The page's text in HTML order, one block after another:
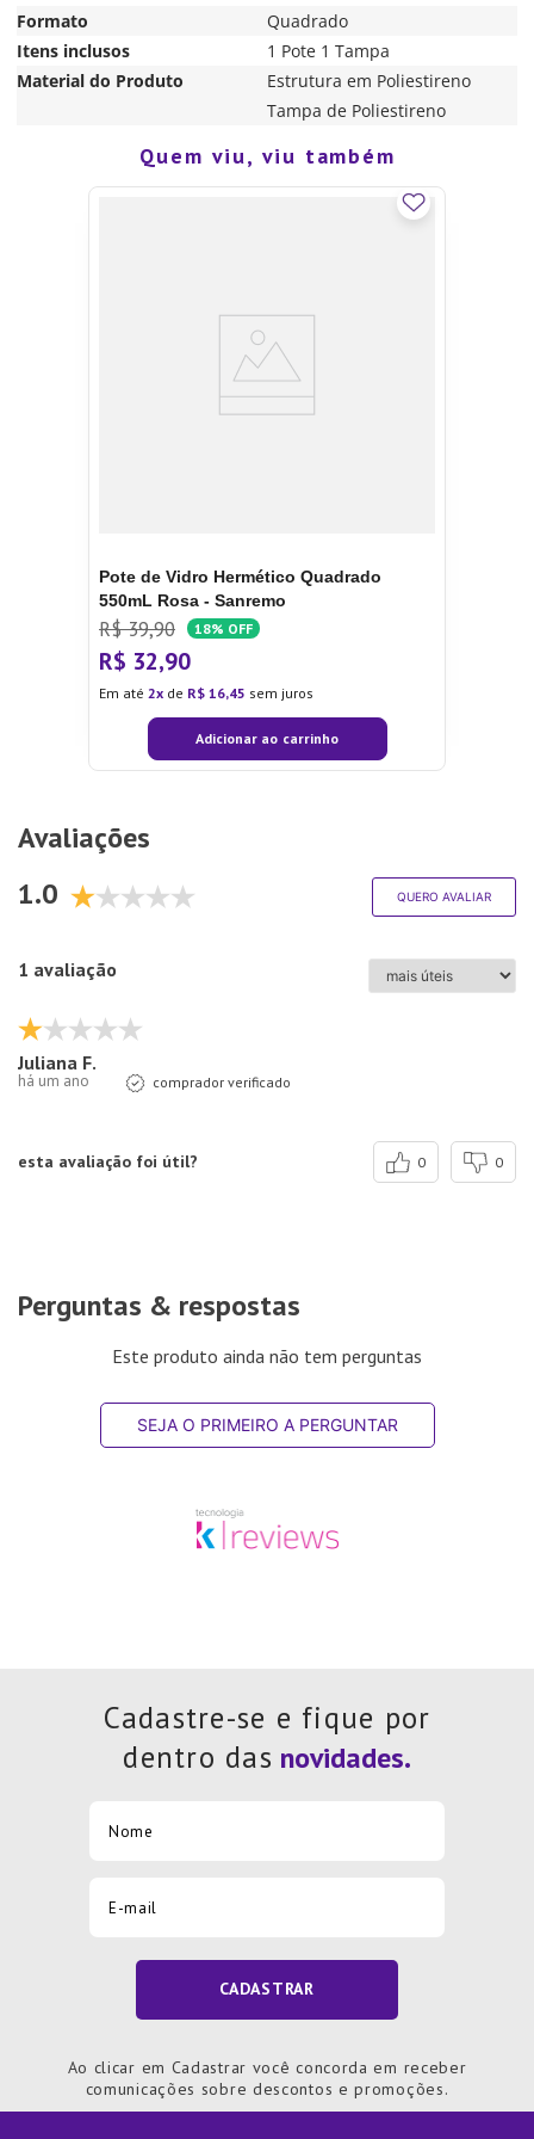
Formato
Quadrado
Itens inclusos
1 Pote 1 Tampa
Material do Produto
Estrutura em Poliestireno
Tampa de Poliestireno
Quem viu, viu também
Pote de Vidro Hermético Quadrado
550mL Rosa - Sanremo
R$ 39,90 18% OFF
R$ 32,90
Em até 2 de R$ 16,45 sem juros
Adicionar ao carrinho
Avaliações
1.0
QUERO AVALIAR
1 avaliação
Juliana F.
há um ano comprador verificado
esta avaliação foi útil? 0 0
Perguntas & respostas
Este produto ainda não tem perguntas
SEJA O PRIMEIRO A PERGUNTAR
Cadastre-se e fique por
dentro das
CADASTRAR
Ao clicar em Cadastrar você concorda em receber
comunicações sobre descontos e promoções.